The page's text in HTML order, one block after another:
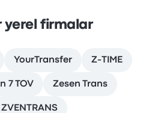
yerel firmalar
YourTransfer Z-TIME
7 TOV Zesen Trans
ZVENTRANS